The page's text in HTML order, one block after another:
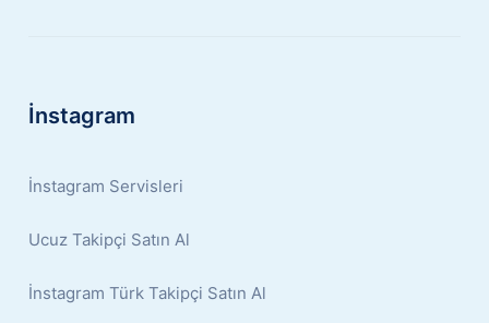
İnstagram
İnstagram Servisleri
Ucuz Takipçi Satın Al
İnstagram Türk Takipçi Satın Al